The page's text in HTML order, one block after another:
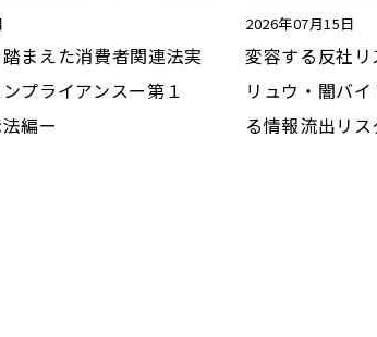
まえた消費者関連法実
プライアンスー第１
編ー
2026年07月15日
変容する反社
リュウ・闇バ
る情報流出リ